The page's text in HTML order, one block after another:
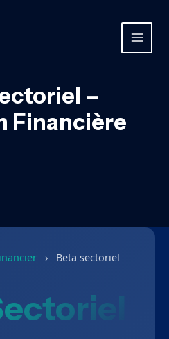
MAIN
–
Financière
› Beta sectoriel